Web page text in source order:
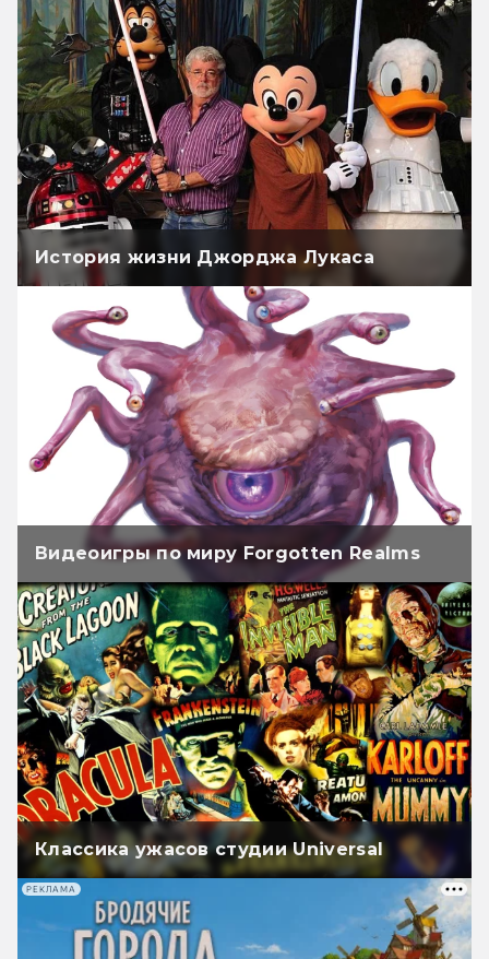
История жизни Джорджа Лукаса
Видеоигры по миру Forgotten Realms
Классика ужасов студии Universal
РЕКЛАМА